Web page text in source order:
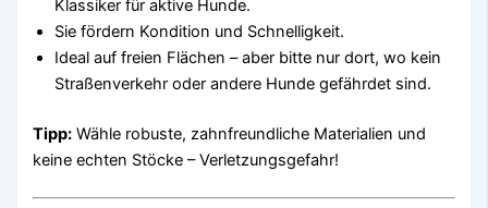
Klassiker für aktive Hunde.
Sie fördern Kondition und Schnelligkeit.
Ideal auf freien Flächen – aber bitte nur dort, wo kein
Straßenverkehr oder andere Hunde gefährdet sind.
Tipp: Wähle robuste, zahnfreundliche Materialien und
keine echten Stöcke – Verletzungsgefahr!